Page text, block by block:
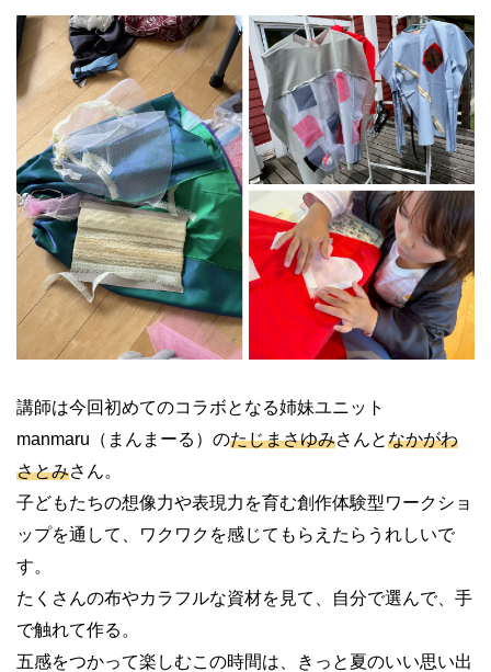
講師は今回初めてのコラボとなる姉妹ユニット
manmaru（まんまーる）のたじまさゆみさんとなかがわ
さとみさん。
子どもたちの想像力や表現力を育む創作体験型ワークショ
ップを通して、ワクワクを感じてもらえたらうれしいで
す。
たくさんの布やカラフルな資材を見て、自分で選んで、手
で触れて作る。
五感をつかって楽しむこの時間は、きっと夏のいい思い出